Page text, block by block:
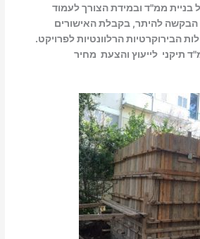
בניית ממ"ד ובמידת הצורך לעמוד
להיתר, בקבלת האישורים
הבירוקרטיות הרלוונטיות לפרויקט.
תיקני לייעוץ והצעת מחיר